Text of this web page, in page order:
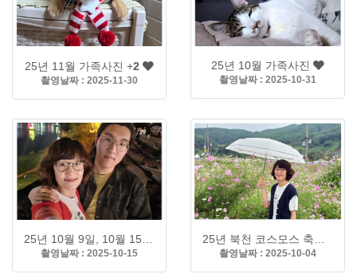
25년 11월 가족사진 +2
촬영날짜 : 2025-11-30
25년 10월 가족사진
촬영날짜 : 2025-10-31
25년 10월 9일, 10월 15일 개천예술제
촬영날짜 : 2025-10-15
25년 북천 코스모스 축제
촬영날짜 : 2025-10-04